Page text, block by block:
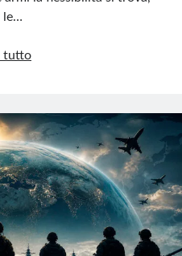
le…
tuttoUE:
limiti,
bollette
senza
aiuti